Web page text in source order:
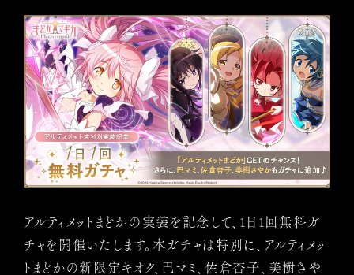
アルティメットまどかの実装を記念して、1日1回無料ガ
チャを開催いたします。本ガチャは特別に、アルティメッ
トまどかの新限定キオク、巴マミ、佐倉杏子、美樹さや